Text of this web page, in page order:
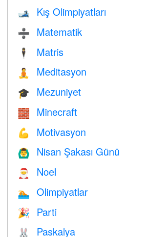
🎿 Kış Olimpiyatları
➗ Matematik
🕴️ Matris
🧘 Meditasyon
🎓 Mezuniyet
🧱 Minecraft
💪 Motivasyon
🙆‍♂️ Nisan Şakası Günü
🎅 Noel
🏊 Olimpiyatlar
🎉 Parti
🐰 Paskalya